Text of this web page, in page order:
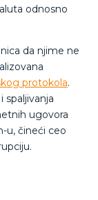
odnosno
da njime ne
protokola.
spaljivanja
ugovora
u, čineći ceo